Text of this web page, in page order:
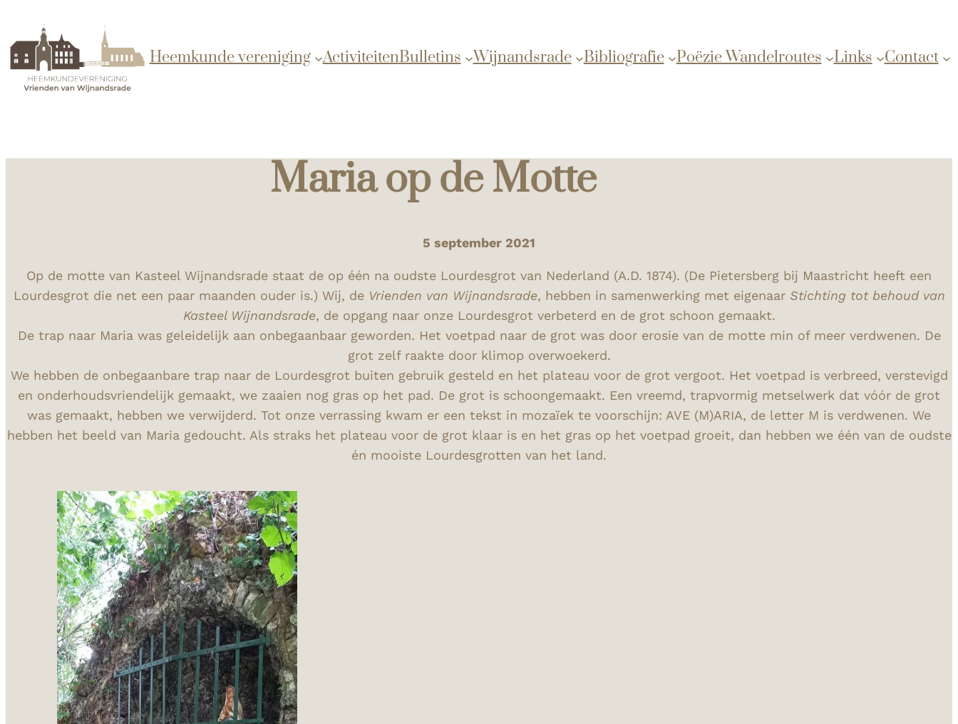
Heemkunde vereniging ActiviteitenBulletins Wijnandsrade Bibliografie Poëzie Wandelroutes Links Contact
Maria op de Motte
5 september 2021
Op de motte van Kasteel Wijnandsrade staat de op één na oudste Lourdesgrot van Nederland (A.D. 1874). (De Pietersberg bij Maastricht heeft een
Lourdesgrot die net een paar maanden ouder is.) Wij, de Vrienden van Wijnandsrade, hebben in samenwerking met eigenaar Stichting tot behoud van
Kasteel Wijnandsrade, de opgang naar onze Lourdesgrot verbeterd en de grot schoon gemaakt.
De trap naar Maria was geleidelijk aan onbegaanbaar geworden. Het voetpad naar de grot was door erosie van de motte min of meer verdwenen. De
grot zelf raakte door klimop overwoekerd.
We hebben de onbegaanbare trap naar de Lourdesgrot buiten gebruik gesteld en het plateau voor de grot vergoot. Het voetpad is verbreed, verstevigd
en onderhoudsvriendelijk gemaakt, we zaaien nog gras op het pad. De grot is schoongemaakt. Een vreemd, trapvormig metselwerk dat vóór de grot
was gemaakt, hebben we verwijderd. Tot onze verrassing kwam er een tekst in mozaïek te voorschijn: AVE (M)ARIA, de letter M is verdwenen. We
hebben het beeld van Maria gedoucht. Als straks het plateau voor de grot klaar is en het gras op het voetpad groeit, dan hebben we één van de oudste
én mooiste Lourdesgrotten van het land.